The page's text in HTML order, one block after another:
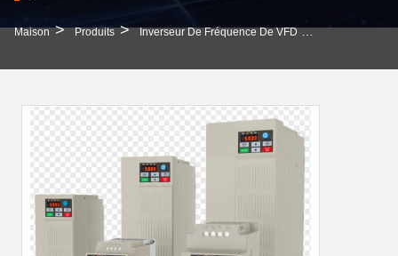
Maison > Produits > Inverseur De Fréquence De VFD >